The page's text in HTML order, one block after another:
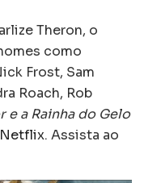
Theron, o
como
Frost, Sam
Roach, Rob
e a Rainha do Gelo
. Assista ao